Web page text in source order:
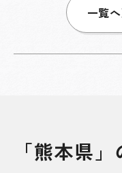
一覧
「熊本県